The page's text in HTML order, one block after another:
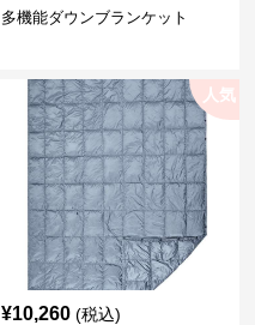
多機能ダウンブランケット
人気
¥10,260 (税込)